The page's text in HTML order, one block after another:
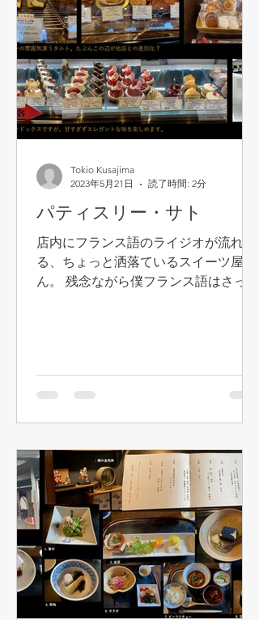
パティスリー・サト
店内にフランス語のライジオが流れ
る、ちょっと洒落ているスイーツ屋さ
ん。 残念ながら僕フランス語はさっぱ
をオープン。クルマじゃないとち...
Tokio Kusajima
2023年5月21日
読了時間: 2分